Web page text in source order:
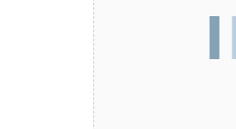
Outlook Live